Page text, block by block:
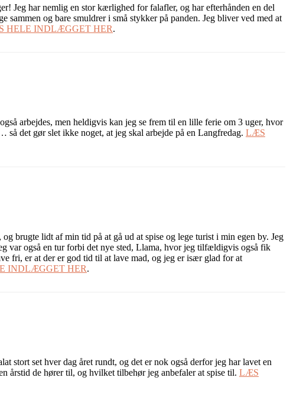
Jeg har nemlig en stor kærlighed for falafler, og har efterhånden en del
og bare smuldrer i små stykker på panden. Jeg bliver ved med at
HELE INDLÆGGET HER.
arbejdes, men heldigvis kan jeg se frem til en lille ferie om 3 uger, hvor
det gør slet ikke noget, at jeg skal arbejde på en Langfredag. LÆS
brugte lidt af min tid på at gå ud at spise og lege turist i min egen by. Jeg
var også en tur forbi det nye sted, Llama, hvor jeg tilfældigvis også fik
fri, er at der er god tid til at lave mad, og jeg er især glad for at
INDLÆGGET HER.
stort set hver dag året rundt, og det er nok også derfor jeg har lavet en
årstid de hører til, og hvilket tilbehør jeg anbefaler at spise til. LÆS